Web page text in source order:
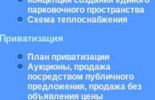
парковочного пространства
Схема теплоснабжения
Приватизация
План приватизации
Аукционы, продажа
посредством публичного
предложения, продажа без
объявления цены